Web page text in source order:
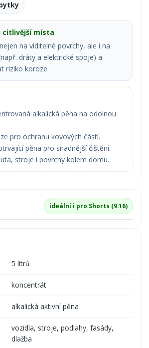
citlivější místa
na viditelné povrchy, ale i na
dráty a elektrické spoje) a
riziko koroze.
alkalická pěna na odolnou
pro ochranu kovových částí.
pěna pro snadnější čištění.
stroje i povrchy kolem domu.
ideální i pro Shorts (9:16)
5 litrů
koncentrát
alkalická aktivní pěna
vozidla, stroje, podlahy, fasády,
dlažba